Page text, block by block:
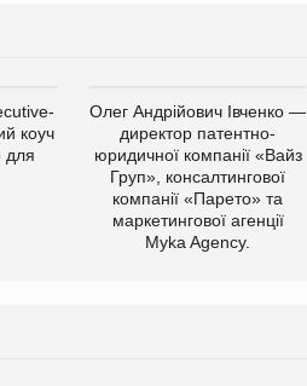
коуч
для
Олег Андрійович Івченко —
директор патентно-
юридичної компанії «Вайз
Груп», консалтингової
компанії «Парето» та
маркетингової агенції
Myka Agency.